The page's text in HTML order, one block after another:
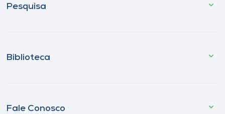
Pesquisa
Biblioteca
Fale Conosco